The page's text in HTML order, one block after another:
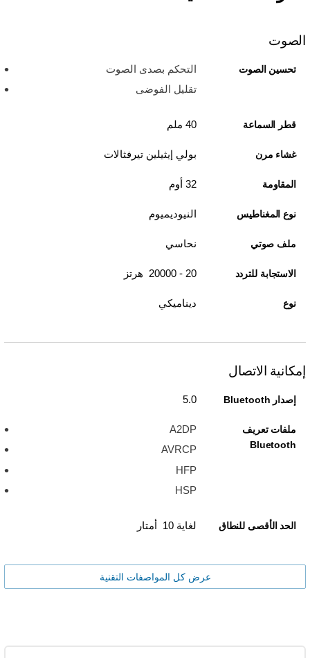
الصوت
تحسين الصوت
التحكم بصدى الصوت
تقليل الفوضى
قطر السماعة 40 ملم
غشاء مرن بولي إيثيلين تيرفثالات
المقاومة 32 أوم
نوع المغناطيس النيوديميوم
ملف صوتي نحاسي
الاستجابة للتردد 20 - 20000 هرتز
نوع ديناميكي
إمكانية الاتصال
إصدار Bluetooth 5.0
ملفات تعريف
Bluetooth
A2DP
AVRCP
HFP
HSP
الحد الأقصى للنطاق لغاية 10 أمتار
عرض كل المواصفات التقنية